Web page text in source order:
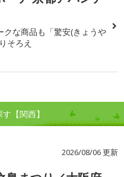
クな商品も「驚安(きょうや
そろえ
【関西】
2026/08/06 更新